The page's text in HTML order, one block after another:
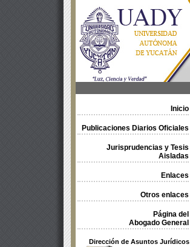
Inicio
Publicaciones Diarios Oficiales
Jurisprudencias y Tesis
Aisladas
Enlaces
Otros enlaces
Página del
Abogado General
Dirección de Asuntos Jurídicos